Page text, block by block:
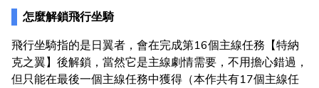
怎麼解鎖飛行坐騎
飛行坐騎指的是日翼者，會在完成第16個主線任務【特納
克之翼】後解鎖，當然它是主線劇情需要，不用擔心錯過，
但只能在最後一個主線任務中獲得（本作共有17個主線任